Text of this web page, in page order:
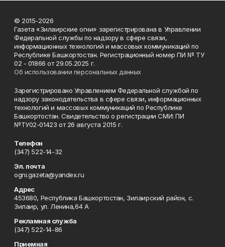
© 2015-2026
Газета «Зилаирские огни» зарегистрирована в Управлении
Федеральной службы по надзору в сфере связи,
информационных технологий и массовых коммуникаций по
Республике Башкортостан. Регистрационный номер ПИ № ТУ
02 - 01866 от 29.05.2025 г.
Об использовании персональных данных
Зарегистрировано Управлением Федеральной службой по
надзору законодательства в сфере связи, информационных
технологий и массовых коммуникаций по Республике
Башкортостан. Свидетельство о регистрации СМИ: ПИ
№ТУ02-01423 от 26 августа 2015 г.
Телефон
(347) 522-14-32
Эл. почта
ogni.gazeta@yandex.ru
Адрес
453680, Республика Башкортостан, Зилаирский район, с.
Зилаир, ул. Ленина,64 А
Рекламная служба
(347) 522-14-86
Приемная